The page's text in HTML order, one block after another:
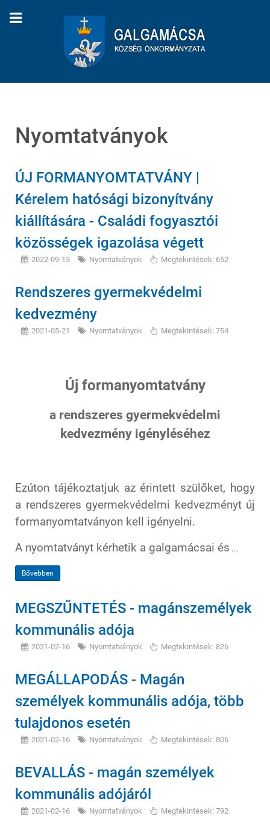
Nyomtatványok
ÚJ FORMANYOMTATVÁNY |
Kérelem hatósági bizonyítvány
kiállítására - Családi fogyasztói
közösségek igazolása végett
2022-09-13 Nyomtatványok Megtekintések: 652
Rendszeres gyermekvédelmi
kedvezmény
2021-05-21 Nyomtatványok Megtekintések: 754
Új formanyomtatvány
a rendszeres gyermekvédelmi
kedvezmény igényléséhez
Ezúton tájékoztatjuk az érintett szülőket, hogy
a rendszeres gyermekvédelmi kedvezményt új
formanyomtatványon kell igényelni.
A nyomtatványt kérhetik a galgamácsai és ...
Bővebben
MEGSZŰNTETÉS - magánszemélyek
kommunális adója
2021-02-16 Nyomtatványok Megtekintések: 826
MEGÁLLAPODÁS - Magán
személyek kommunális adója, több
tulajdonos esetén
2021-02-16 Nyomtatványok Megtekintések: 806
BEVALLÁS - magán személyek
kommunális adójáról
2021-02-16 Nyomtatványok Megtekintések: 792